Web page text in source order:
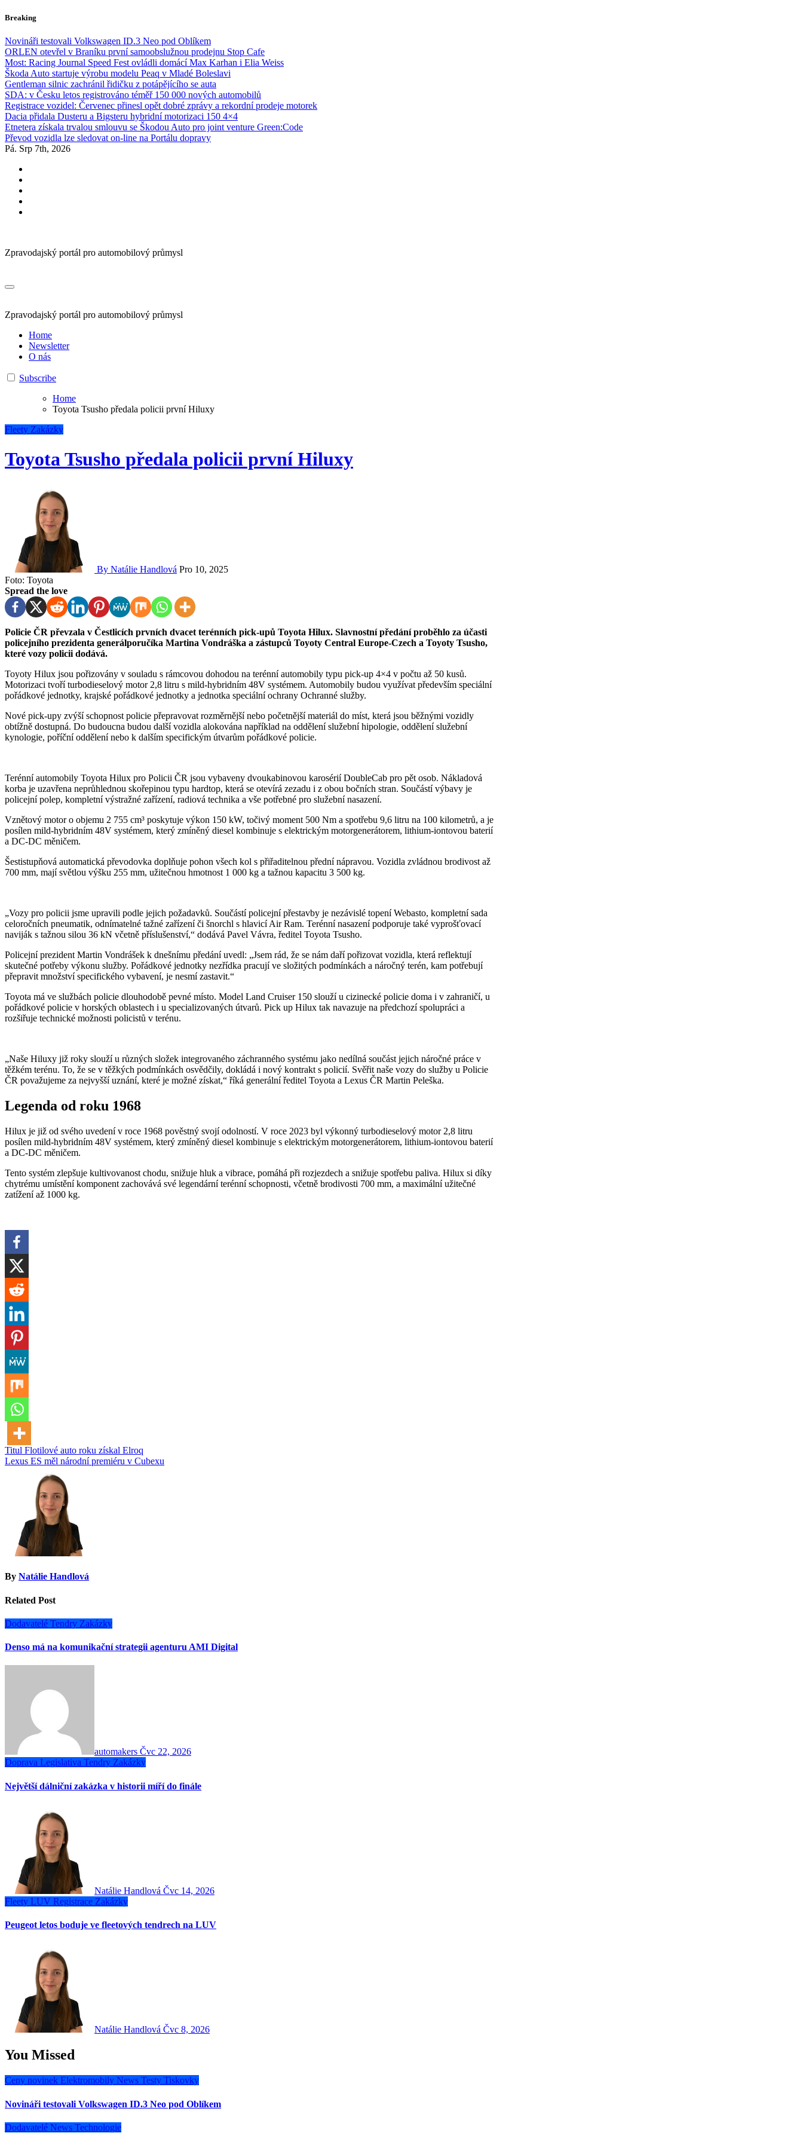
Skip
content
Breaking
Novináři testovali Volkswagen ID.3 Neo pod Oblíkem
ORLEN otevřel v Braníku první samoobslužnou prodejnu Stop Cafe
Most: Racing Journal Speed Fest ovládli domácí Max Karhan i Elia Weiss
Škoda Auto startuje výrobu modelu Peaq v Mladé Boleslavi
Gentleman silnic zachránil řidičku z potápějícího se auta
SDA: v Česku letos registrováno téměř 150 000 nových automobilů
Registrace vozidel: Červenec přinesl opět dobré zprávy a rekordní prodeje motorek
Dacia přidala Dusteru a Bigsteru hybridní motorizaci 150 4×4
Etnetera získala trvalou smlouvu se Škodou Auto pro joint venture Green:Code
Převod vozidla lze sledovat on-line na Portálu dopravy
Pá. Srp 7th, 2026
Zpravodajský portál pro automobilový průmysl
Zpravodajský portál pro automobilový průmysl
Home
Newsletter
O nás
Subscribe
Home
Toyota Tsusho předala policii první Hiluxy
Fleety Zakázky
Toyota Tsusho předala policii první Hiluxy
By Natálie Handlová Pro 10, 2025
Foto: Toyota
Spread the love
Policie ČR převzala v Čestlicích prvních dvacet terénních pick-upů Toyota Hilux. Slavnostní předání proběhlo za účasti
policejního prezidenta generálporučíka Martina Vondráška a zástupců Toyoty Central Europe-Czech a Toyoty Tsusho,
které vozy policii dodává.
Toyoty Hilux jsou pořizovány v souladu s rámcovou dohodou na terénní automobily typu pick-up 4×4 v počtu až 50 kusů.
Motorizaci tvoří turbodieselový motor 2,8 litru s mild-hybridním 48V systémem. Automobily budou využívat především speciální
pořádkové jednotky, krajské pořádkové jednotky a jednotka speciální ochrany Ochranné služby.
Nové pick-upy zvýší schopnost policie přepravovat rozměrnější nebo početnější materiál do míst, která jsou běžnými vozidly
obtížně dostupná. Do budoucna budou další vozidla alokována například na oddělení služební hipologie, oddělení služební
kynologie, poříční oddělení nebo k dalším specifickým útvarům pořádkové policie.
Terénní automobily Toyota Hilux pro Policii ČR jsou vybaveny dvoukabinovou karosérií DoubleCab pro pět osob. Nákladová
korba je uzavřena neprůhlednou skořepinou typu hardtop, která se otevírá zezadu i z obou bočních stran. Součástí výbavy je
policejní polep, kompletní výstražné zařízení, radiová technika a vše potřebné pro služební nasazení.
Vznětový motor o objemu 2 755 cm³ poskytuje výkon 150 kW, točivý moment 500 Nm a spotřebu 9,6 litru na 100 kilometrů, a je
posílen mild-hybridním 48V systémem, který zmíněný diesel kombinuje s elektrickým motorgenerátorem, lithium-iontovou baterií
a DC-DC měničem.
Šestistupňová automatická převodovka doplňuje pohon všech kol s přiřaditelnou přední nápravou. Vozidla zvládnou brodivost až
700 mm, mají světlou výšku 255 mm, užitečnou hmotnost 1 000 kg a tažnou kapacitu 3 500 kg.
„Vozy pro policii jsme upravili podle jejich požadavků. Součástí policejní přestavby je nezávislé topení Webasto, kompletní sada
celoročních pneumatik, odnímatelné tažné zařízení či šnorchl s hlavicí Air Ram. Terénní nasazení podporuje také vyprošťovací
naviják s tažnou silou 36 kN včetně příslušenství,“ dodává Pavel Vávra, ředitel Toyota Tsusho.
Policejní prezident Martin Vondrášek k dnešnímu předání uvedl: „Jsem rád, že se nám daří pořizovat vozidla, která reflektují
skutečné potřeby výkonu služby. Pořádkové jednotky nezřídka pracují ve složitých podmínkách a náročný terén, kam potřebují
přepravit množství specifického vybavení, je nesmí zastavit.“
Toyota má ve službách policie dlouhodobě pevné místo. Model Land Cruiser 150 slouží u cizinecké policie doma i v zahraničí, u
pořádkové policie v horských oblastech i u specializovaných útvarů. Pick up Hilux tak navazuje na předchozí spolupráci a
rozšiřuje technické možnosti policistů v terénu.
„Naše Hiluxy již roky slouží u různých složek integrovaného záchranného systému jako nedílná součást jejich náročné práce v
těžkém terénu. To, že se v těžkých podmínkách osvědčily, dokládá i nový kontrakt s policií. Svěřit naše vozy do služby u Policie
ČR považujeme za nejvyšší uznání, které je možné získat,“ říká generální ředitel Toyota a Lexus ČR Martin Peleška.
Legenda od roku 1968
Hilux je již od svého uvedení v roce 1968 pověstný svojí odolností. V roce 2023 byl výkonný turbodieselový motor 2,8 litru
posílen mild-hybridním 48V systémem, který zmíněný diesel kombinuje s elektrickým motorgenerátorem, lithium-iontovou baterií
a DC-DC měničem.
Tento systém zlepšuje kultivovanost chodu, snižuje hluk a vibrace, pomáhá při rozjezdech a snižuje spotřebu paliva. Hilux si díky
chytrému umístění komponent zachovává své legendární terénní schopnosti, včetně brodivosti 700 mm, a maximální užitečné
zatížení až 1000 kg.
Navigace
pro
příspěvek
Titul Flotilové auto roku získal Elroq
Lexus ES měl národní premiéru v Cubexu
By Natálie Handlová
Related Post
Dodavatelé Tendry Zakázky
Denso má na komunikační strategii agenturu AMI Digital
automakers Čvc 22, 2026
Doprava Legislativa Tendry Zakázky
Největší dálniční zakázka v historii míří do finále
Natálie Handlová Čvc 14, 2026
Fleety LUV Registrace Zakázky
Peugeot letos boduje ve fleetových tendrech na LUV
Natálie Handlová Čvc 8, 2026
You Missed
Ceny novinek Elektromobily News Testy Tiskovky
Novináři testovali Volkswagen ID.3 Neo pod Oblíkem
Dodavatelé News Technologie